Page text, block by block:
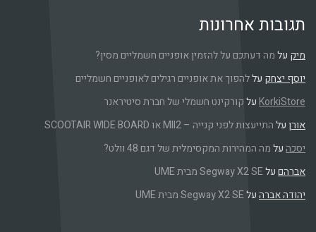
תגובות אחרונות
מיקעלמה דעתכם על להזמין אופניים חשמליים מסין?
יוסף יצחקעללהפוך את אופניים רגילים לאופניים חשמליים
KorkiStoreעלקורקינט חשמלי של חברת סיטיראנר
אורןעלהתייעצות לפני קנייה – MII2 או SCOOTAIR WIDE BOARD
יסכהעלמה המהירות המקסימלית של דגם 48 וולט?
אברהםעלSegway X2 SE מבית UME
יהודה אברהעלSegway X2 SE מבית UME